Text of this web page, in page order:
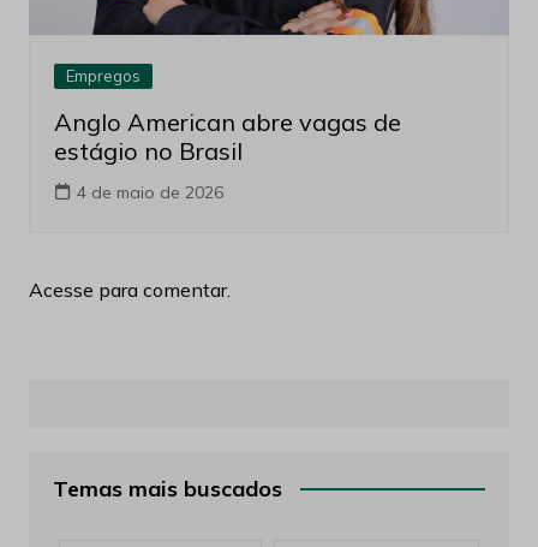
Empregos
Anglo American abre vagas de
estágio no Brasil
4 de maio de 2026
Acesse para comentar.
Temas mais buscados